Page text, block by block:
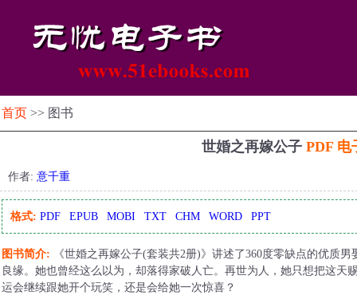
首页 >> 图书
世婚之再嫁公子 PDF 电
作者: 意千重
格式: PDF EPUB MOBI TXT CHM WORD PPT
图书简介: 《世婚之再嫁公子(套装共2册)》讲述了360度零缺点的优质
良缘。她也曾经这么以为，却落得家破人亡。再世为人，她只想把这天
运会继续跟她开个玩笑，还是会给她一次惊喜？